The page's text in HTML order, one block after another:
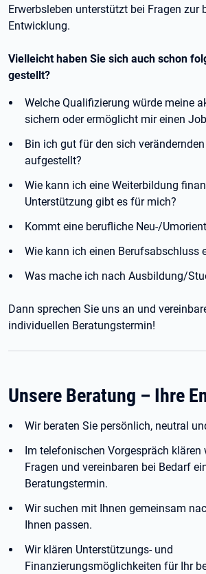
Erwerbsleben unterstützt bei Fragen zur
Entwicklung.
Vielleicht haben Sie sich auch schon
gestellt?
Welche Qualifizierung würde meine
sichern oder ermöglicht mir einen
Bin ich gut für den sich
aufgestellt?
Wie kann ich eine Weiterbildung
Unterstützung gibt es für mich?
Kommt eine berufliche Neu-/
Wie kann ich einen Berufsabschluss
Was mache ich nach Ausbildung/
Dann sprechen Sie uns an und
individuellen Beratungstermin!
Unsere Beratung – Ihre
Wir beraten Sie persönlich, neutral
Im telefonischen Vorgespräch klären
Fragen und vereinbaren bei Bedarf
Beratungstermin.
Wir suchen mit Ihnen gemeinsam
Ihnen passen.
Wir klären Unterstützungs- und
Finanzierungsmöglichkeiten für Ihr